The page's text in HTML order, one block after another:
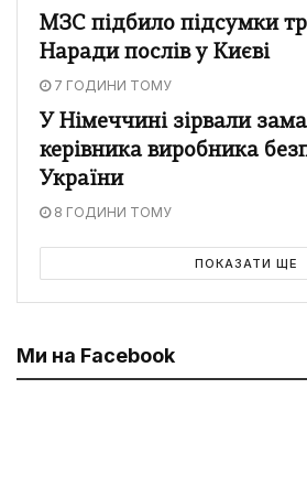
МЗС підбило підсумки
Наради послів у Києві
7 ГОДИНИ ТОМУ
У Німеччині зірвали
керівника виробника
України
8 ГОДИНИ ТОМУ
ПОКАЗАТИ ЩЕ
Ми на Facebook